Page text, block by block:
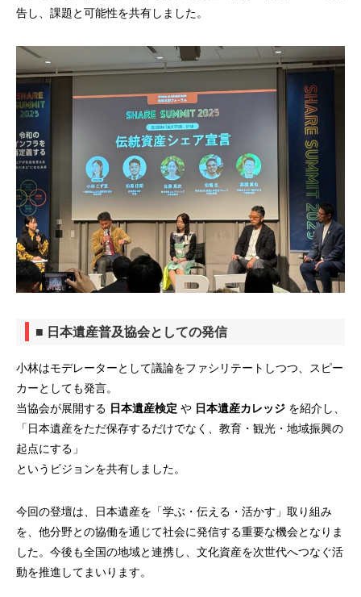
告し、課題と可能性を共有しました。
■ 日本遺産普及協会としての発信
小林はモデレーターとして議論をファシリテートしつつ、スピー
カーとしても発言。
当協会が展開する 日本遺産検定 や 日本遺産カレッジ を紹介し、
「日本遺産をただ保存するだけでなく、教育・観光・地域振興の
起点にする」
というビジョンを共有しました。
今回の登壇は、日本遺産を「学ぶ・伝える・活かす」取り組み
を、他分野との協働を通じて社会に発信する重要な機会となりま
した。今後も全国の地域と連携し、文化資産を次世代へつなぐ活
動を推進してまいります。